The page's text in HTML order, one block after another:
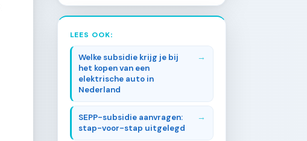
LEES OOK:
Welke subsidie krijg je bij
het kopen van een
elektrische auto in
Nederland
SEPP-subsidie aanvragen:
stap-voor-stap uitgelegd